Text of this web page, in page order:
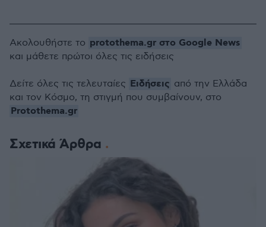
Σχετικά Άρθρα
Ακολουθήστε το protothema.gr στο Google News
και μάθετε πρώτοι όλες τις ειδήσεις
Δείτε όλες τις τελευταίες Ειδήσεις από την Ελλάδα
και τον Κόσμο, τη στιγμή που συμβαίνουν, στο
Protothema.gr